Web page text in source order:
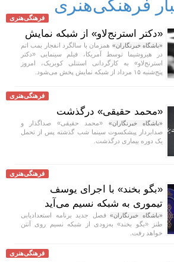
فرهنگی‌هنری
فرهنگی‌هنری
«دکتر استرنج‌لاو» از شبکه نمایش
«باشگاه خبرنگاران» همزمان با سالگرد انفجار بمب اتم
در هیروشیما توسط آمریکا، فیلم سینمایی «دکتر
استرنج‌لاو» به کارگردانی استنلی کوبریک، امروز
پنج‌شنبه ۱۵ مرداد از شبکه نمایش پخش می‌شود.
فرهنگی‌هنری
«محمد حقیقی» درگذشت
«باشگاه خبرنگاران» «محمد حقیقی» صداگذار و
صدابردار پیشکسوت سینما شب گذشته پس از تحمل
یک دوره بیماری درگذشت.
فرهنگی‌هنری
«بگو بخند» با اجرای یوسف
تیموری به شبکه نسیم می‌آید
«باشگاه خبرنگاران»فصل جدید برنامه استعدادیابی
طنز «بگو بخند» به‌زودی از شبکه نسیم روی آنتن
خواهد رفت.
فرهنگی‌هنری